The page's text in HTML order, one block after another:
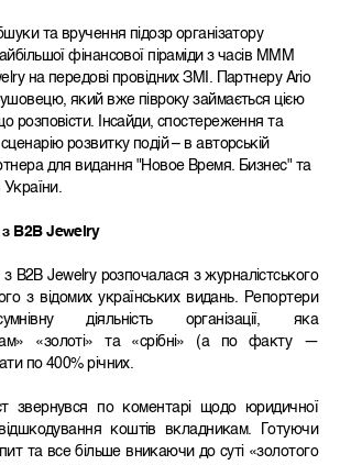
та вручення підозр організатору
фінансової піраміди з часів МММ
на передові провідних ЗМІ. Партнеру Ario
який вже півроку займається цією
розповісти. Інсайди, спостереження та
розвитку подій – в авторській
для видання "Новое Время. Бизнес" та
України.
B2B Jewelry
з B2B Jewelry розпочалася з журналістського
з відомих українських видань. Репортери
діяльність організації, яка
«золоті» та «срібні» (а по факту —
по 400% річних.
звернувся по коментарі щодо юридичної
коштів вкладникам. Готуючи
та все більше вникаючи до суті «золотого